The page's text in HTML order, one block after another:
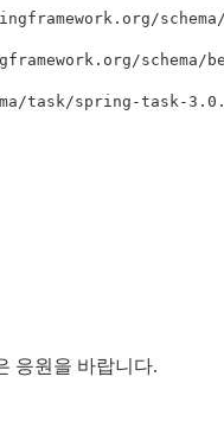
schema/
task/spring-task-
응원을 바랍니다.